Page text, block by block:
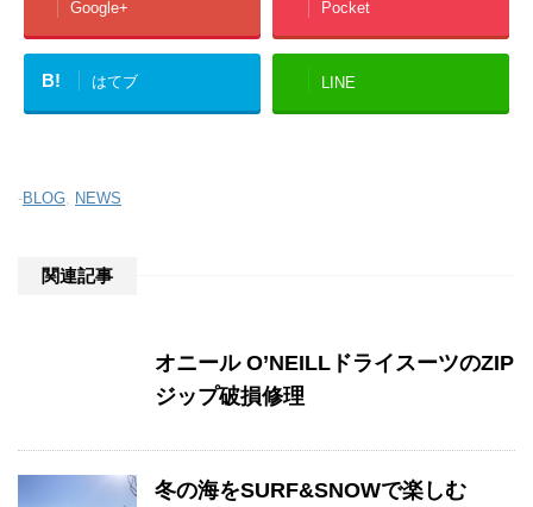
Google+ Pocket
B! はてブ LINE
-BLOG NEWS
関連記事
オニール O’NEILLドライスーツのZIP
ジップ破損修理
冬の海をSURF&SNOWで楽しむ